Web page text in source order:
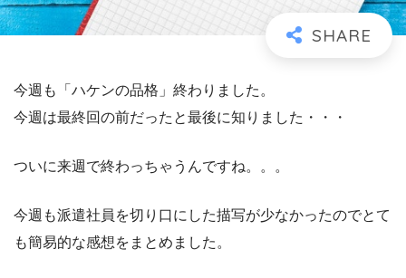
今週も「ハケンの品格」終わりました。
今週は最終回の前だったと最後に知りました・・・
ついに来週で終わっちゃうんですね。。。
今週も派遣社員を切り口にした描写が少なかったのでとて
も簡易的な感想をまとめました。